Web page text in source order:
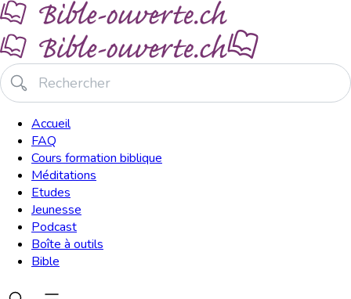
Accueil
FAQ
Cours formation biblique
Méditations
Etudes
Jeunesse
Podcast
Boîte à outils
Bible